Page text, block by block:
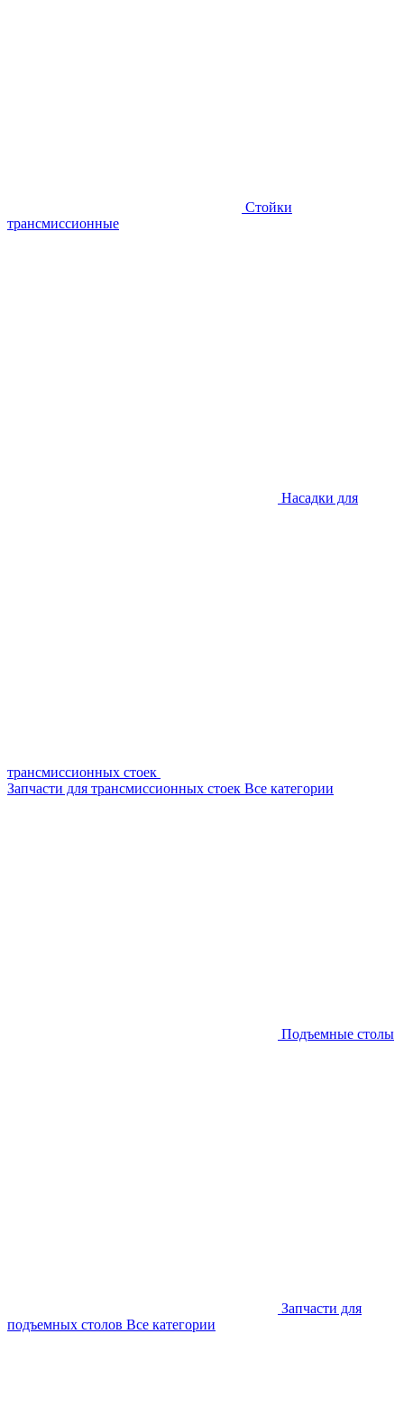
Стойки
трансмиссионные
Насадки для
трансмиссионных стоек
Запчасти для трансмиссионных стоек Все категории
Подъемные столы
Запчасти для
подъемных столов Все категории